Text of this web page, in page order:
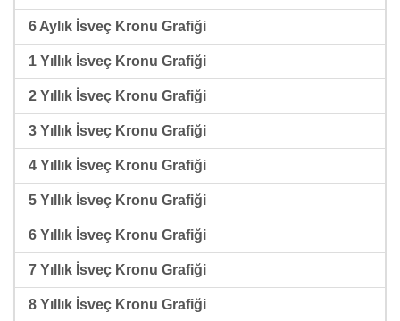
6 Aylık İsveç Kronu Grafiği
1 Yıllık İsveç Kronu Grafiği
2 Yıllık İsveç Kronu Grafiği
3 Yıllık İsveç Kronu Grafiği
4 Yıllık İsveç Kronu Grafiği
5 Yıllık İsveç Kronu Grafiği
6 Yıllık İsveç Kronu Grafiği
7 Yıllık İsveç Kronu Grafiği
8 Yıllık İsveç Kronu Grafiği